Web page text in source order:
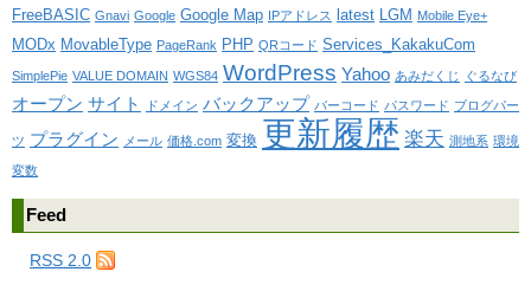
FreeBASIC Gnavi Google Google Map IPアドレス latest LGM Mobile Eye+
MODx MovableType PageRank PHP QRコード Services_KakakuCom
SimplePie VALUE DOMAIN WGS84 WordPress Yahoo あみだくじ ぐるなび
オープン サイト ドメイン バックアップ バーコード パスワード ブログパー
ツ プラグイン メール 価格.com 変換 更新履歴 楽天 測地系 環境
変数
Feed
RSS 2.0